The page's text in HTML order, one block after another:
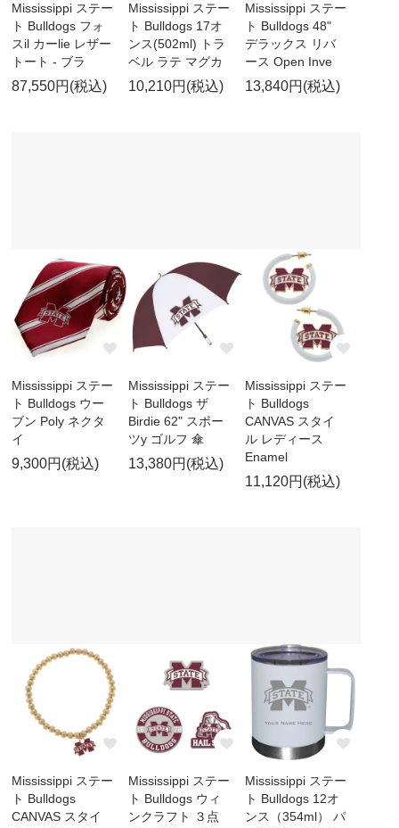
Mississippi ステー
ト Bulldogs フォ
スil カーlie レザー
トート - ブラ
87,550円(税込)
Mississippi ステー
ト Bulldogs 17オ
ンス(502ml) トラ
ベル ラテ マグカ
10,210円(税込)
Mississippi ステー
ト Bulldogs 48"
デラックス リバ
ース Open Inve
13,840円(税込)
Mississippi ステー
ト Bulldogs ウー
ブン Poly ネクタ
イ
9,300円(税込)
Mississippi ステー
ト Bulldogs ザ
Birdie 62" スポー
ツy ゴルフ 傘
13,380円(税込)
Mississippi ステー
ト Bulldogs
CANVAS スタイ
ル レディース
Enamel
11,120円(税込)
Mississippi ステー
ト Bulldogs
CANVAS スタイ
Mississippi ステー
ト Bulldogs ウィ
ンクラフト ３点
Mississippi ステー
ト Bulldogs 12オ
ンス（354ml） パ